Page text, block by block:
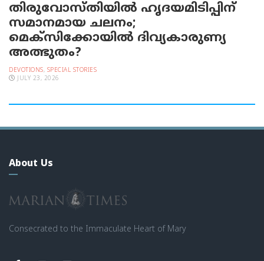
തിരുവോസ്തിയില്‍ ഹൃദയമിടിപ്പിന്
സമാനമായ ചലനം;
മെക്സിക്കോയിൽ ദിവ്യകാരുണ്യ
അത്ഭുതം?
DEVOTIONS, SPECIAL STORIES
JULY 23, 2026
About Us
Consecrated to the Immaculate Heart of Mary